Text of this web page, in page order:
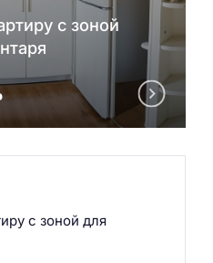
с зоной
с зоной для